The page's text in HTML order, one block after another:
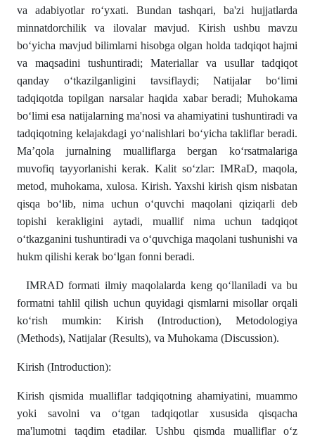
va adabiyotlar roʻyxati. Bundan tashqari, ba'zi hujjatlarda
minnatdorchilik va ilovalar mavjud. Kirish ushbu mavzu
boʻyicha mavjud bilimlarni hisobga olgan holda tadqiqot hajmi
va maqsadini tushuntiradi; Materiallar va usullar tadqiqot
qanday oʻtkazilganligini tavsiflaydi; Natijalar boʻlimi
tadqiqotda topilgan narsalar haqida xabar beradi; Muhokama
boʻlimi esa natijalarning ma'nosi va ahamiyatini tushuntiradi va
tadqiqotning kelajakdagi yoʻnalishlari boʻyicha takliflar beradi.
Ma’qola jurnalning mualliflarga bergan koʻrsatmalariga
muvofiq tayyorlanishi kerak. Kalit soʻzlar: IMRaD, maqola,
metod, muhokama, xulosa. Kirish. Yaxshi kirish qism nisbatan
qisqa boʻlib, nima uchun oʻquvchi maqolani qiziqarli deb
topishi kerakligini aytadi, muallif nima uchun tadqiqot
oʻtkazganini tushuntiradi va oʻquvchiga maqolani tushunishi va
hukm qilishi kerak boʻlgan fonni beradi.
IMRAD formati ilmiy maqolalarda keng qoʻllaniladi va bu
formatni tahlil qilish uchun quyidagi qismlarni misollar orqali
koʻrish mumkin: Kirish (Introduction), Metodologiya
(Methods), Natijalar (Results), va Muhokama (Discussion).
Kirish (Introduction):
Kirish qismida mualliflar tadqiqotning ahamiyatini, muammo
yoki savolni va oʻtgan tadqiqotlar xususida qisqacha
ma'lumotni taqdim etadilar. Ushbu qismda mualliflar oʻz